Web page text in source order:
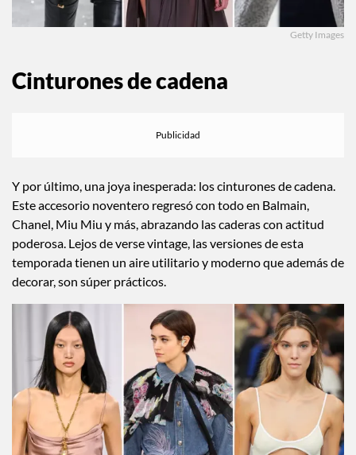
Getty Images
Cinturones de cadena
Y por último, una joya inesperada: los cinturones de cadena.
Este accesorio noventero regresó con todo en Balmain,
Chanel, Miu Miu y más, abrazando las caderas con actitud
poderosa. Lejos de verse vintage, las versiones de esta
temporada tienen un aire utilitario y moderno que además de
decorar, son súper prácticos.